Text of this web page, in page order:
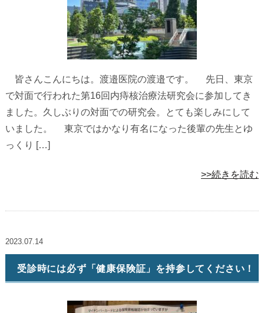
皆さんこんにちは。渡邉医院の渡邉です。 先日、東京
で対面で行われた第16回内痔核治療法研究会に参加してき
ました。久しぶりの対面での研究会。とても楽しみにして
いました。 東京ではかなり有名になった後輩の先生とゆ
っくり […]
>>続きを読む
2023.07.14
受診時には必ず「健康保険証」を持参してください！